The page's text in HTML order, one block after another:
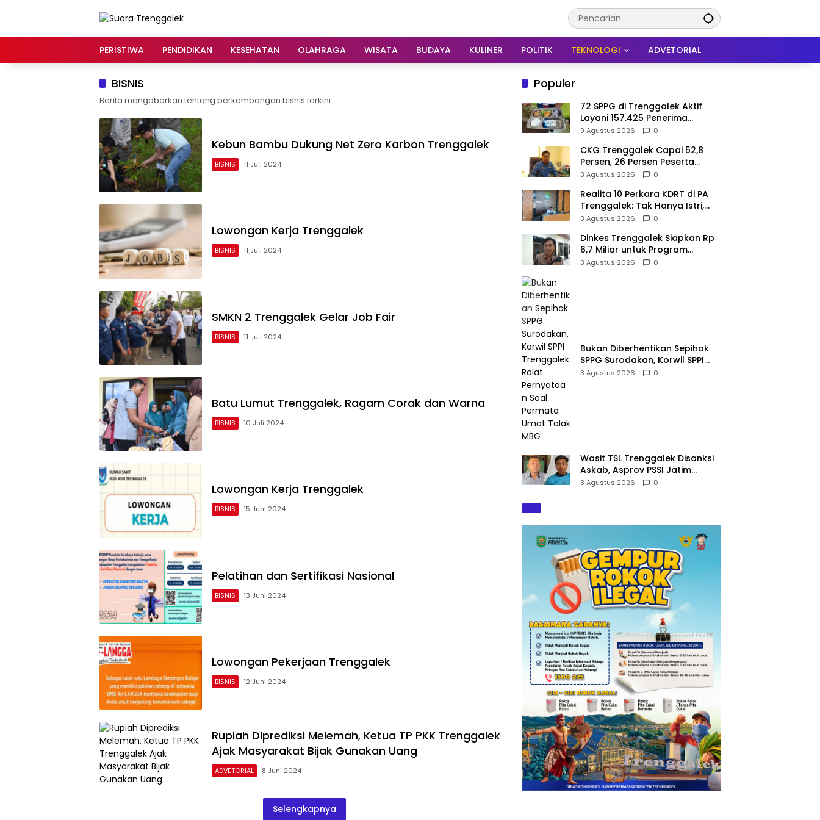
PERISTIWA
PENDIDIKAN KESEHATAN OLAHRAGA WISATA BUDAYA KULINER POLITIK TEKNOLOGI ADVETORIAL
BISNIS
Berita mengabarkan tentang perkembangan bisnis terkini.
Kebun Bambu Dukung Net Zero Karbon Trenggalek
BISNIS 11 Juli 2024
Lowongan Kerja Trenggalek
BISNIS 11 Juli 2024
SMKN 2 Trenggalek Gelar Job Fair
BISNIS 11 Juli 2024
Batu Lumut Trenggalek, Ragam Corak dan Warna
BISNIS 10 Juli 2024
Lowongan Kerja Trenggalek
BISNIS 15 Juni 2024
Pelatihan dan Sertifikasi Nasional
BISNIS 13 Juni 2024
Lowongan Pekerjaan Trenggalek
BISNIS 12 Juni 2024
Rupiah Diprediksi Melemah, Ketua TP PKK Trenggalek
Ajak Masyarakat Bijak Gunakan Uang
ADVETORIAL 8 Juni 2024
Selengkapnya
Populer
72 SPPG di Trenggalek Aktif
Layani 157.425 Penerima
Manfaat MBG
9 Agustus 2026 0
CKG Trenggalek Capai 52,8
Persen, 26 Persen Peserta
Berpotensi Alami Masalah
3 Agustus 2026 0
Realita 10 Perkara KDRT di PA
Trenggalek: Tak Hanya Istri,
Suami Juga Jadi Korban
3 Agustus 2026 0
Dinkes Trenggalek Siapkan Rp
6,7 Miliar untuk Program
Kesehatan Masyarakat di 2027
3 Agustus 2026 0
Bukan Diberhentikan Sepihak
SPPG Surodakan, Korwil SPPI
Trenggalek Ralat Pernyataan
3 Agustus 2026 0
Wasit TSL Trenggalek Disanksi
Askab, Asprov PSSI Jatim
Justru Terbitkan Surat Tugas di
3 Agustus 2026 0